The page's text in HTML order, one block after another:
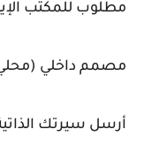
مطلوب للمكتب
مصمم داخلي
أرسل سيرتك